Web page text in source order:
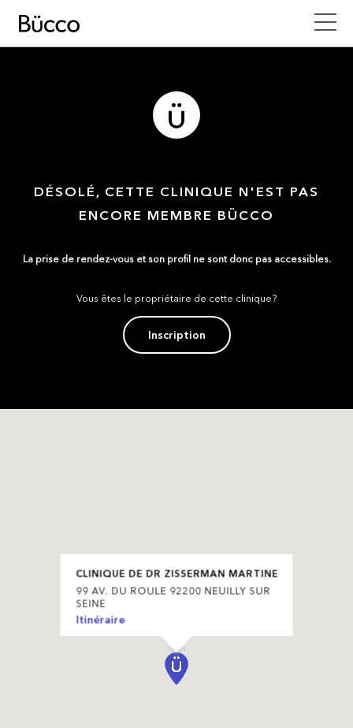
DÉSOLÉ, CETTE CLINIQUE N'EST PAS
ENCORE MEMBRE BÜCCO
La prise de rendez-vous et son profil ne sont donc pas accessibles.
Vous êtes le propriétaire de cette clinique?
Inscription
CLINIQUE DE DR ZISSERMAN MARTINE
99 AV. DU ROULE 92200 NEUILLY SUR
SEINE
Itinéraire